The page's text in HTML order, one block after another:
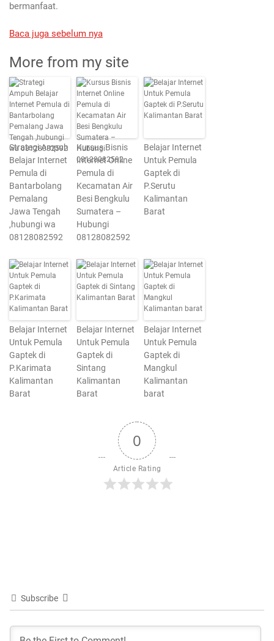
bermanfaat.
Baca juga sebelum nya
More from my site
Strategi Ampuh
Belajar Internet
Pemula di
Bantarbolang
Pemalang
Jawa Tengah
,hubungi wa
08128082592
Kursus Bisnis
Internet Online
Pemula di
Kecamatan Air
Besi Bengkulu
Sumatera –
Hubungi
08128082592
Belajar Internet
Untuk Pemula
Gaptek di
P.Serutu
Kalimantan
Barat
Belajar Internet
Untuk Pemula
Gaptek di
P.Karimata
Kalimantan
Barat
Belajar Internet
Untuk Pemula
Gaptek di
Sintang
Kalimantan
Barat
Belajar Internet
Untuk Pemula
Gaptek di
Mangkul
Kalimantan
barat
0
Article Rating
Subscribe